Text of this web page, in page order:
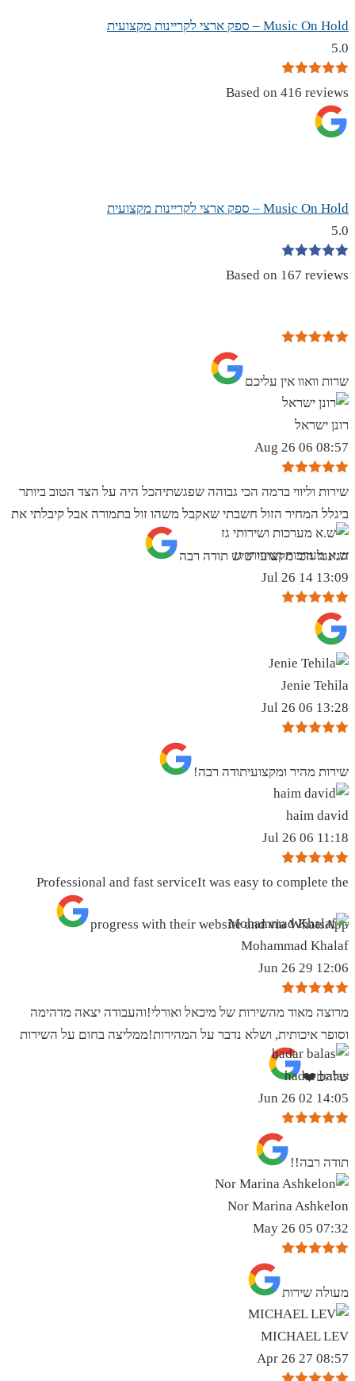
Music On Hold – ספק ארצי לקריינות מקצועית
5.0
Based on 416 reviews
Music On Hold – ספק ארצי לקריינות מקצועית
5.0
Based on 167 reviews
שרות וואוו אין עליכם
רונן ישראל
08:57 06 Aug 26
שירות וליווי ברמה הכי גבוהה שפגשתיהכל היה על הצד הטוב ביותר
ביגלל המחיר הזול חשבתי שאקבל משהו זול בתמורה אבל קיבלתי את
הגינגל הכי מקצועי שיש תודה רבה
ש.א מערכות ושירותי גז
13:09 14 Jul 26
Jenie Tehila
13:28 06 Jul 26
שירות מהיר ומקצועיתודה רבה!
haim david
11:18 06 Jul 26
Professional and fast serviceIt was easy to complete the
progress with their website and via WhatsApp
Mohammad Khalaf
12:06 29 Jun 26
מרוצה מאוד מהשירות של מיכאל ואורלי!והעבודה יצאה מדהימה
וסופר איכותית, ושלא נדבר על המהירות!ממליצה בחום על השירות
שלהם❤️
hadar balas
14:05 02 Jun 26
תודה רבה!!
Nor Marina Ashkelon
07:32 05 May 26
מעולה שירות
MICHAEL LEV
08:57 27 Apr 26